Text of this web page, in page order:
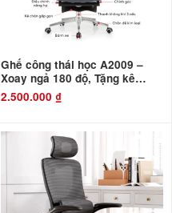
Ghế công thái học A2009 –
Xoay ngả 180 độ, Tặng kê
chân
2.500.000 ₫